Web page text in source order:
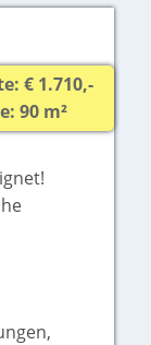
€ 1.710,-
90 m²